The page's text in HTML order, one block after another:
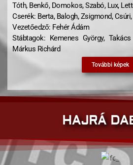
Tóth, Benkő, Domokos, Szabó, Lux,
Cserék: Berta, Balogh, Zsigmond,
Vezetőedző: Fehér Ádám
Stábtagok: Kemenes György,
Márkus Richárd
További képek
HAJRÁ